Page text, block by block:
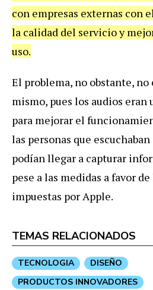
con empresas externas con
la calidad del servicio y
uso.
El problema, no obstante, no
mismo, pues los audios eran
para mejorar el
las personas que
podían llegar a capturar
pese a las medidas a favor
impuestas por Apple.
TEMAS RELACIONADOS
TECNOLOGIA
DISEÑO
PRODUCTOS INNOVADORES